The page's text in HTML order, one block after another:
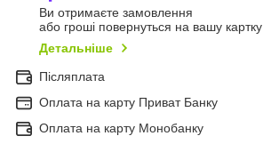
Ви отримаєте замовлення
або гроші повернуться на вашу картку
Детальніше
Післяплата
Оплата на карту Приват Банку
Оплата на карту Монобанку